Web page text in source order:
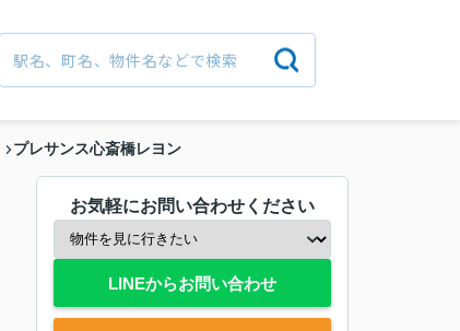
プレサンス心斎橋レヨン
お気軽にお問い合わせください
LINEからお問い合わせ